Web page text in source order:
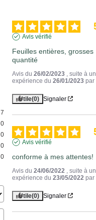
7
0
0
0
0
Avis vérifié
Feuilles entières, grosses
quantité
Avis du26/02/2023
, suite à
expérience du26/01/2023 par
Utile(0) Signaler
Avis vérifié
conforme à mes attentes!
Avis du24/06/2022
, suite à
expérience du23/05/2022 par
Utile(0) Signaler